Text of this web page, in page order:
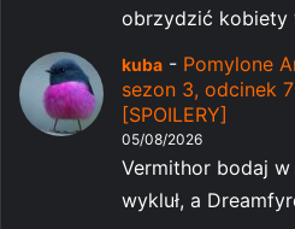
obrzydzić kobiety
kuba - Pomylone
sezon 3, odcinek
[SPOILERY]
05/08/2026
Vermithor bodaj
wykluł, a